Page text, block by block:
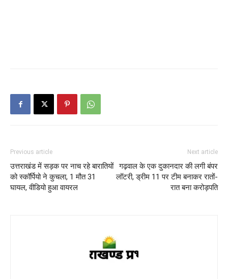
Previous article
उत्तराखंड में सड़क पर नाच रहे बारातियों
को स्कॉर्पियो ने कुचला, 1 मौत 31
घायल, वीडियो हुआ वायरल
Next article
गढ़वाल के एक दुकानदार की लगी बंपर
लॉटरी, ड्रीम 11 पर टीम बनाकर रातों-
रात बना करोड़पति